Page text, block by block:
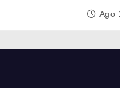
circular
Ago